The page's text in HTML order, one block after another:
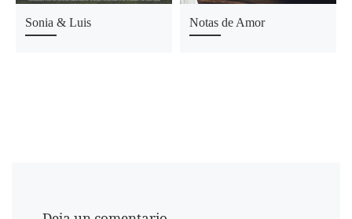
Sonia & Luis Notas de Amor